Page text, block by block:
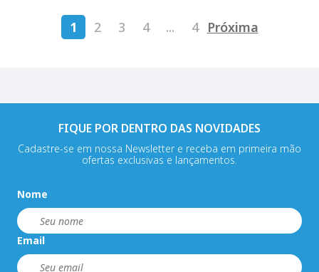
1 2 3 4 ... 4 Próxima
FIQUE POR DENTRO DAS NOVIDADES
Cadastre-se em nossa Newsletter e receba em primeira mão
ofertas exclusivas e lançamentos.
Nome
Email